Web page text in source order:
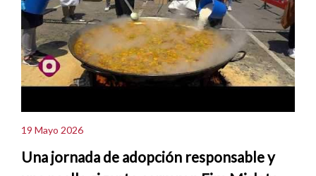
19 Mayo 2026
Una jornada de adopción responsable y